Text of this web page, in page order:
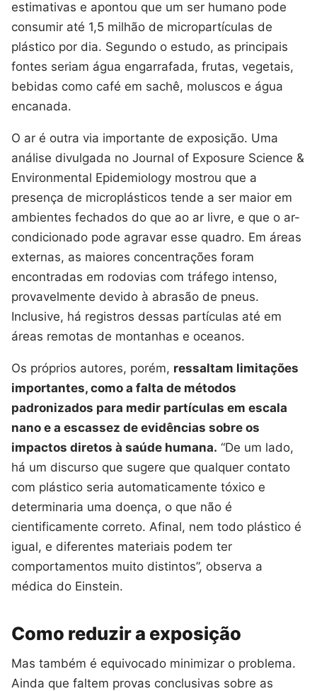
estimativas e apontou que um ser humano pode
consumir até 1,5 milhão de micropartículas de
plástico por dia. Segundo o estudo, as principais
fontes seriam água engarrafada, frutas, vegetais,
bebidas como café em sachê, moluscos e água
encanada.
O ar é outra via importante de exposição. Uma
análise divulgada no Journal of Exposure Science &
Environmental Epidemiology mostrou que a
presença de microplásticos tende a ser maior em
ambientes fechados do que ao ar livre, e que o ar-
condicionado pode agravar esse quadro. Em áreas
externas, as maiores concentrações foram
encontradas em rodovias com tráfego intenso,
provavelmente devido à abrasão de pneus.
Inclusive, há registros dessas partículas até em
áreas remotas de montanhas e oceanos.
Os próprios autores, porém, ressaltam limitações
importantes, como a falta de métodos
padronizados para medir partículas em escala
nano e a escassez de evidências sobre os
impactos diretos à saúde humana. “De um lado,
há um discurso que sugere que qualquer contato
com plástico seria automaticamente tóxico e
determinaria uma doença, o que não é
cientificamente correto. Afinal, nem todo plástico é
igual, e diferentes materiais podem ter
comportamentos muito distintos”, observa a
médica do Einstein.
Como reduzir a exposição
Mas também é equivocado minimizar o problema.
Ainda que faltem provas conclusivas sobre as